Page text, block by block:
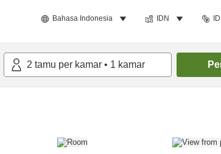
Bahasa Indonesia IDN
2 tamu per kamar • 1 kamar